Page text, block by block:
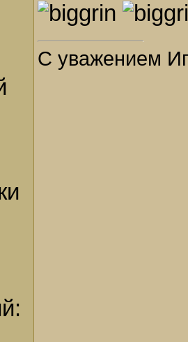
С уважением